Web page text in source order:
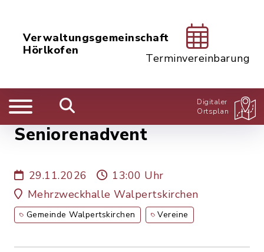
Verwaltungsgemeinschaft
Hörlkofen
Terminvereinbarung
Digitaler
Ortsplan
Seniorenadvent
29.11.2026
13:00 Uhr
Mehrzweckhalle Walpertskirchen
Gemeinde Walpertskirchen Vereine